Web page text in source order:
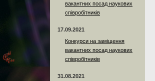
вакантних посад наукових
співробітників
17.09.2021
Конкурси на заміщення
вакантних посад наукових
співробітників
31.08.2021